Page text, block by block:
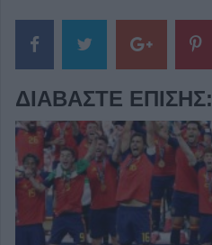
ΔΙΑΒΆΣΤΕ ΕΠΊΣΗΣ: